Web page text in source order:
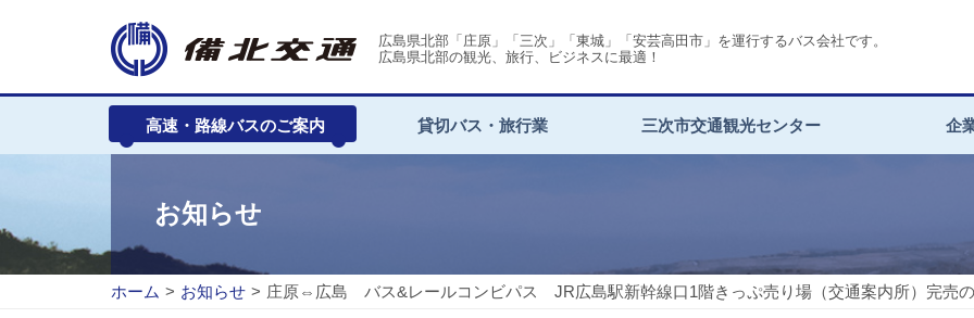
広島県北部「庄原」「三次」「東城」「安芸高田市」を運行するバス会社です。
広島県北部の観光、旅行、ビジネスに最適！
高速・路線バスのご案内 貸切バス・旅行業 三次市交通観光センター 企
お知らせ
ホーム > お知らせ > 庄原⇔広島 バス&レールコンビパス JR広島駅新幹線口1階きっぷ売り場（交通案内所）完売